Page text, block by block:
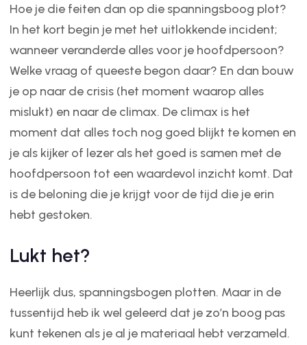
Hoe je die feiten dan op die spanningsboog plot?
In het kort begin je met het uitlokkende incident;
wanneer veranderde alles voor je hoofdpersoon?
Welke vraag of queeste begon daar? En dan bouw
je op naar de crisis (het moment waarop alles
mislukt) en naar de climax. De climax is het
moment dat alles toch nog goed blijkt te komen en
je als kijker of lezer als het goed is samen met de
hoofdpersoon tot een waardevol inzicht komt. Dat
is de beloning die je krijgt voor de tijd die je erin
hebt gestoken.
Lukt het?
Heerlijk dus, spanningsbogen plotten. Maar in de
tussentijd heb ik wel geleerd dat je zo’n boog pas
kunt tekenen als je al je materiaal hebt verzameld.